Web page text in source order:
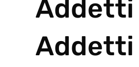
Addetti
Addetti